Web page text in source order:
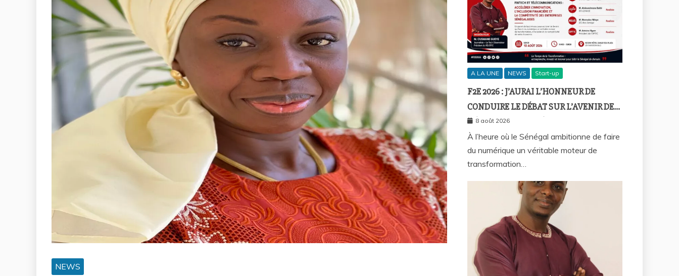
NEWS
A LA UNE NEWS Start-up
F2E 2026 : J’AURAI L’HONNEUR DE
CONDUIRE LE DÉBAT SUR L’AVENIR DE
L’ÉCONOMIE NUMÉRIQUE
SÉNÉGALAISE
8 août 2026
À l’heure où le Sénégal ambitionne de faire
du numérique un véritable moteur de
transformation…